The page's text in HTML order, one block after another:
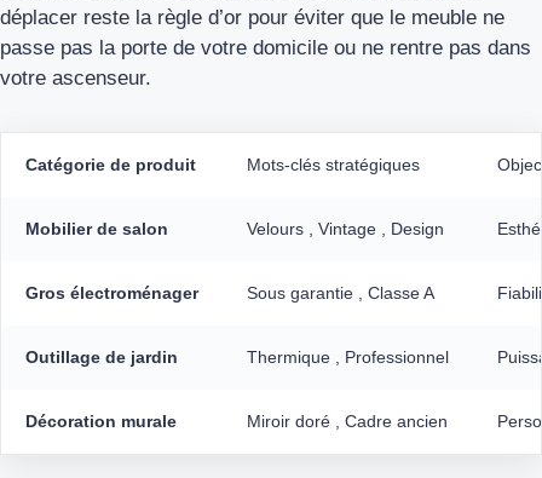
déplacer reste la règle d’or pour éviter que le meuble ne
passe pas la porte de votre domicile ou ne rentre pas dans
votre ascenseur.
Catégorie de produit Mots-clés stratégiques
Mobilier de salon Velours , Vintage , Design
Gros électroménager Sous garantie , Classe A
Outillage de jardin Thermique , Professionnel
Décoration murale Miroir doré , Cadre ancien